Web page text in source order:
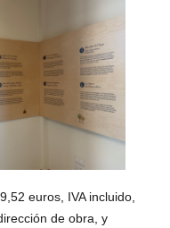
euros, IVA incluido,
de obra, y